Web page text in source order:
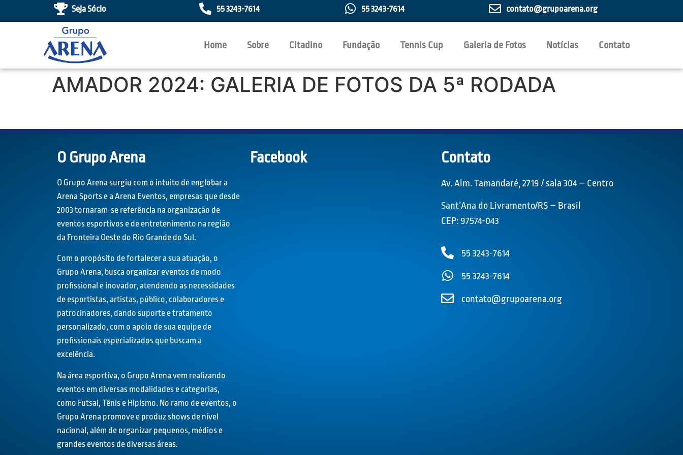
Seja Sócio 55 3243-7614 55 3243-7614 contato@grupoarena.org
Home Sobre Citadino Fundação Tennis Cup Galeria de Fotos Notícias Contato
AMADOR 2024: GALERIA DE FOTOS DA 5ª RODADA
O Grupo Arena
O Grupo Arena surgiu com o intuito de englobar a
Arena Sports e a Arena Eventos, empresas que desde
2003 tornaram-se referência na organização de
eventos esportivos e de entretenimento na região
da Fronteira Oeste do Rio Grande do Sul.
Com o propósito de fortalecer a sua atuação, o
Grupo Arena, busca organizar eventos de modo
profissional e inovador, atendendo as necessidades
de esportistas, artistas, público, colaboradores e
patrocinadores, dando suporte e tratamento
personalizado, com o apoio de sua equipe de
profissionais especializados que buscam a
excelência.
Na área esportiva, o Grupo Arena vem realizando
eventos em diversas modalidades e categorias,
como Futsal, Tênis e Hipismo. No ramo de eventos, o
Grupo Arena promove e produz shows de nível
nacional, além de organizar pequenos, médios e
grandes eventos de diversas áreas.
Facebook Contato
Av. Alm. Tamandaré, 2719 / sala 304 – Centro
Sant’Ana do Livramento/RS – Brasil
CEP: 97574-043
55 3243-7614
55 3243-7614
contato@grupoarena.org